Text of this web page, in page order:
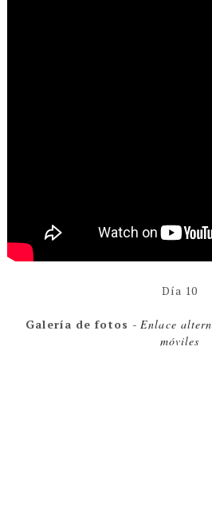
Día 10
Galería de fotos -Enlace
móviles